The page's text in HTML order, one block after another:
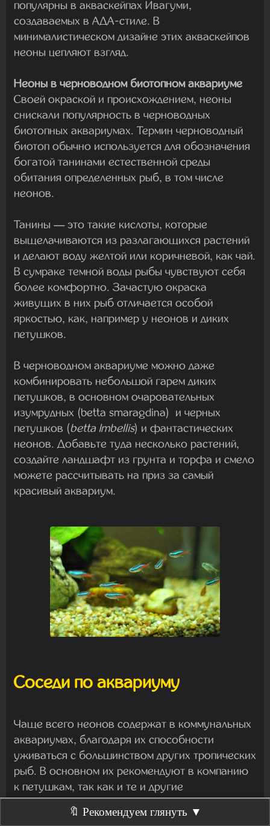
популярны в акваскейпах Ивагуми,
создаваемых в АДА-стиле. В
минималистическом дизайне этих акваскейпов
неоны цепляют взгляд.
Неоны в черноводном биотопном аквариуме
Своей окраской и происхождением, неоны
снискали популярность в черноводных
биотопных аквариумах. Термин черноводный
биотоп обычно используется для обозначения
богатой танинами естественной среды
обитания определенных рыб, в том числе
неонов.
Танины — это такие кислоты, которые
выщелачиваются из разлагающихся растений
и делают воду желтой или коричневой, как чай.
В сумраке темной воды рыбы чувствуют себя
более комфортно. Зачастую окраска
живущих в них рыб отличается особой
яркостью, как, например у неонов и диких
петушков.
В черноводном аквариуме можно даже
комбинировать небольшой гарем диких
петушков, в основном очаровательных
изумрудных (betta smaragdina) и черных
петушков (betta Imbellis) и фантастических
неонов. Добавьте туда несколько растений,
создайте ландшафт из грунта и торфа и смело
можете рассчитывать на приз за самый
красивый аквариум.
Соседи по аквариуму
Чаще всего неонов содержат в коммунальных
аквариумах, благодаря их способности
уживаться с большинством других тропических
рыб. В основном их рекомендуют в компанию
к петушкам, так как и те и другие
предпочитают мягкую, теплую воду. Даже если
петушок вдруг проявляет агрессию, неоны
🔖 Рекомендуем глянуть ▼